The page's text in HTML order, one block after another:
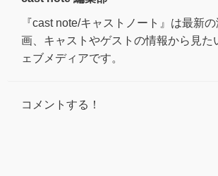
『cast note/キャストノート』は最新
画、キャストやゲストの情報から見た
ェブメディアです。
コメントする！